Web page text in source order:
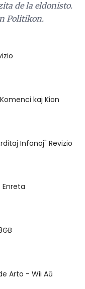
de la eldonisto.
Politikon.
kaj Kion
Infanoj" Revizio
Enreta
Arto - Wii Aŭ